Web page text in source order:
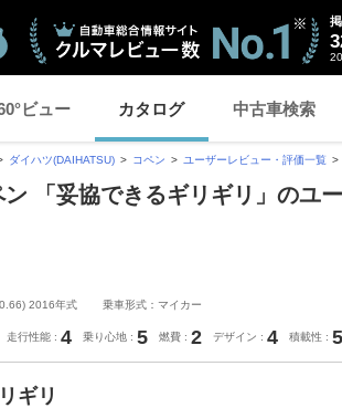
ビュー カタログ 中古車検索
ダイハツ(DAIHATSU) コペン ユーザーレビュー・評価一覧
「妥協できるギリギリ」のユ
2016年式 乗車形式：マイカー
走行性能 4 乗り心地 5 燃費 2 デザイン 4 積載性 5
ギリ